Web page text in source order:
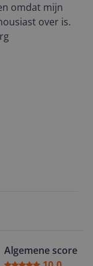
omdat mijn
Algemene score